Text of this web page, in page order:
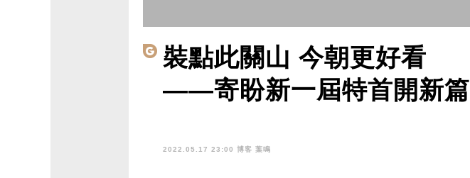
裝點此關山 今朝更好看
——寄盼新一屆特首開新篇
2022.05.17 23:00 博客 葉鳴